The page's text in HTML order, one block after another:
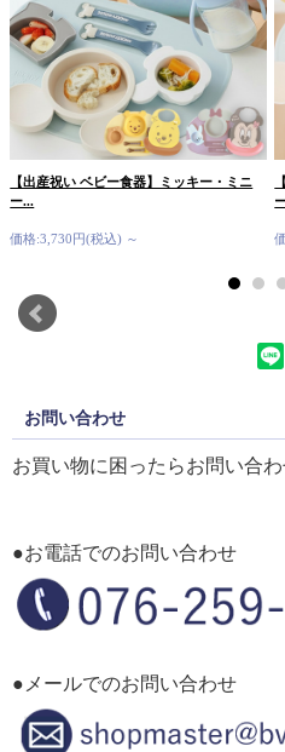
【出産祝い ベビー食器】ミッキー・ミニ
ー...
価格:3,730円(税込) ～
お問い合わせ
お買い物に困ったらお問い合
●お電話でのお問い合わせ
●メールでのお問い合わせ